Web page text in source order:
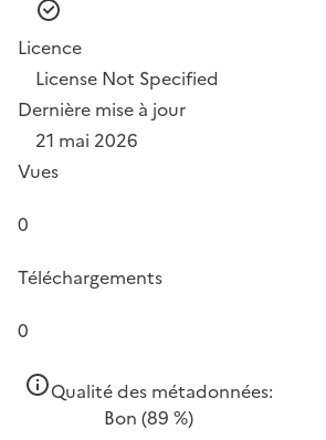
Licence
License Not Specified
Dernière mise à jour
21 mai 2026
Vues
0
Téléchargements
0
Qualité des métadonnées:
Bon (89 %)